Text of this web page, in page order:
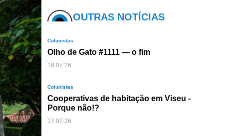
OUTRAS NOTÍCIAS
Colunistas
Olho de Gato #1111 — o fim
18.07.26
Colunistas
Cooperativas de habitação em Viseu -
Porque não!?
17.07.26